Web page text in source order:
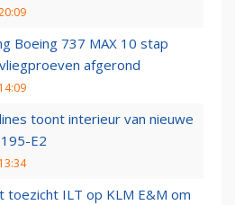
Boeing 737 MAX 10 stap
afgerond
toont interieur van nieuwe
E2
toezicht ILT op KLM E&M om